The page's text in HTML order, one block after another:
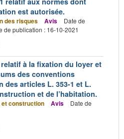
est autorisée.
des risques Avis
Date de
de publication : 16-10-2021
à la fixation du loyer et
des conventions
des articles L. 353-1 et L.
et de l’habitation.
et construction Avis
Date de